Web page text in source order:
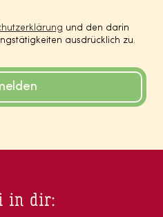
und den darin
ausdrücklich zu.
in dir: